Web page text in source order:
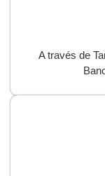
A través de